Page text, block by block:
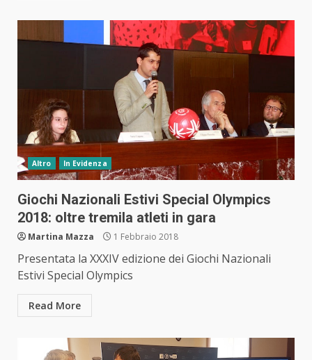
Altro In Evidenza
Giochi Nazionali Estivi Special Olympics
2018: oltre tremila atleti in gara
Martina Mazza 1 Febbraio 2018
Presentata la XXXIV edizione dei Giochi Nazionali
Estivi Special Olympics
Read More